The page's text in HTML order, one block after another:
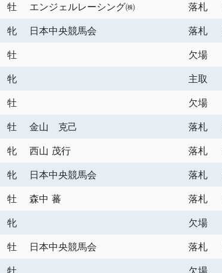
牡 エンジェルレーシング㈱ 落札
牝 日本中央競馬会 落札
牡 欠場
牝 主取
牡 欠場
牡 金山 克己 落札
牝 西山 茂行 落札
牝 日本中央競馬会 落札
牡 森中 蕃 落札
牝 欠場
牡 日本中央競馬会 落札
牡 欠場